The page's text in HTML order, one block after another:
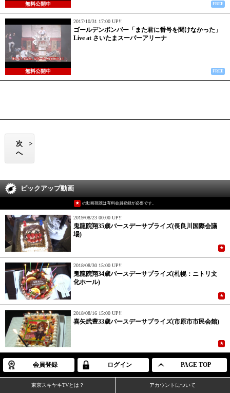
無料公開中 FREE
無料公開中
2017/10/31 17:00 UP!!
ゴールデンボンバー「また君に番号を聞けなかった」
Live at さいたまスーパーアリーナ
FREE
次
へ
>
ピックアップ動画
★ の動画視聴は有料会員登録が必要です。
2019/08/23 00:00 UP!!
鬼龍院翔35歳バースデーサプライズ(長良川国際会議
場)
★
2018/08/30 15:00 UP!!
鬼龍院翔34歳バースデーサプライズ(札幌：ニトリ文
化ホール)
★
2018/08/16 15:00 UP!!
喜矢武豊33歳バースデーサプライズ(市原市市民会館)
★
会員登録 ログイン PAGE TOP
東京スキヤキTVとは？ アカウントについて